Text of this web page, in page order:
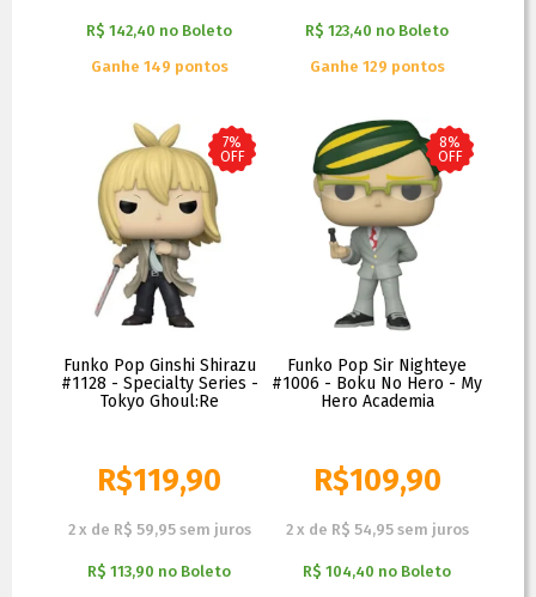
R$ 142,40 no Boleto
Ganhe 149 pontos
R$ 123,40 no Boleto
Ganhe 129 pontos
7%
OFF
Funko Pop Ginshi Shirazu
#1128 - Specialty Series -
Tokyo Ghoul:Re
R$119,90
2 x de R$ 59,95 sem juros
R$ 113,90 no Boleto
8%
OFF
Funko Pop Sir Nighteye
#1006 - Boku No Hero - My
Hero Academia
R$109,90
2 x de R$ 54,95 sem juros
R$ 104,40 no Boleto